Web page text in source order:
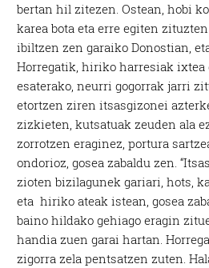
bertan hil zitezen. Ostean, hobi
karea bota eta erre egiten
ibiltzen zen garaiko Donostian,
Horregatik, hiriko harresiak ixtea
esaterako, neurri gogorrak jarri
etortzen ziren itsasgizonei
zizkieten, kutsatuak zeuden ala
zorrotzen eraginez, portura
ondorioz, gosea zabaldu zen.
zioten bizilagunek gariari, hots,
eta hiriko ateak istean, gosea
baino hildako gehiago eragin
handia zuen garai hartan.
zigorra zela pentsatzen zuten.